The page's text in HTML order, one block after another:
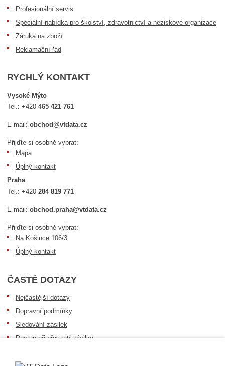
Profesionální servis
Speciální nabídka pro školství, zdravotnictví a neziskové organizace
Záruka na zboží
Reklamační řád
RYCHLÝ KONTAKT
Vysoké Mýto
Tel.:+420465 421 761
E-mail:obchod@vtdata.cz
Přijďte si osobně vybrat:
Mapa
Úplný kontakt
Praha
Tel.:+420284 819 771
E-mail:obchod.praha@vtdata.cz
Přijďte si osobně vybrat:
Na Košince 106/3
Úplný kontakt
ČASTÉ DOTAZY
Nejčastější dotazy
Dopravní podmínky
Sledování zásilek
Postup při převzetí zásilky